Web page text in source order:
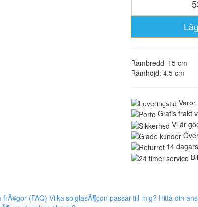
Rambredd: 15 cm
Ramhöjd: 4.5 cm
Varor
Gratis frakt
Vi är
14
frÃ¥gor (FAQ) Vilka solglasÃ¶gon passar till mig? Hitta din